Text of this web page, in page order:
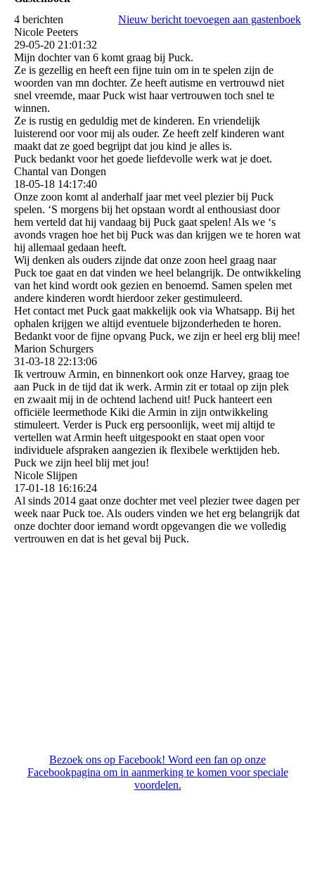
4 berichten
Nieuw bericht toevoegen aan gastenboek
Nicole Peeters
29-05-20 21:01:32
Mijn dochter van 6 komt graag bij Puck.
Ze is gezellig en heeft een fijne tuin om in te spelen zijn de
woorden van mn dochter. Ze heeft autisme en vertrouwd niet
snel vreemde, maar Puck wist haar vertrouwen toch snel te
winnen.
Ze is rustig en geduldig met de kinderen. En vriendelijk
luisterend oor voor mij als ouder. Ze heeft zelf kinderen want
maakt dat ze goed begrijpt dat jou kind je alles is.
Puck bedankt voor het goede liefdevolle werk wat je doet.
Chantal van Dongen
18-05-18 14:17:40
Onze zoon komt al anderhalf jaar met veel plezier bij Puck
spelen. ‘S morgens bij het opstaan wordt al enthousiast door
hem verteld dat hij vandaag bij Puck gaat spelen! Als we ‘s
avonds vragen hoe het bij Puck was dan krijgen we te horen wat
hij allemaal gedaan heeft.
Wij denken als ouders zijnde dat onze zoon heel graag naar
Puck toe gaat en dat vinden we heel belangrijk. De ontwikkeling
van het kind wordt ook gezien en benoemd. Samen spelen met
andere kinderen wordt hierdoor zeker gestimuleerd.
Het contact met Puck gaat makkelijk ook via Whatsapp. Bij het
ophalen krijgen we altijd eventuele bijzonderheden te horen.
Bedankt voor de fijne opvang Puck, we zijn er heel erg blij mee!
Marion Schurgers
31-03-18 22:13:06
Ik vertrouw Armin, en binnenkort ook onze Harvey, graag toe
aan Puck in de tijd dat ik werk. Armin zit er totaal op zijn plek
en zwaait mij in de ochtend lachend uit! Puck hanteert een
officiële leermethode Kiki die Armin in zijn ontwikkeling
stimuleert. Verder is Puck erg persoonlijk, weet mij altijd te
vertellen wat Armin heeft uitgespookt en staat open voor
individuele afspraken aangezien ik flexibele werktijden heb.
Puck we zijn heel blij met jou!
Nicole Slijpen
17-01-18 16:16:24
Al sinds 2014 gaat onze dochter met veel plezier twee dagen per
week naar Puck toe. Als ouders vinden we het erg belangrijk dat
onze dochter door iemand wordt opgevangen die we volledig
vertrouwen en dat is het geval bij Puck.
Bezoek ons op Facebook! Word een fan op onze
Facebookpagina om in aanmerking te komen voor speciale
voordelen.